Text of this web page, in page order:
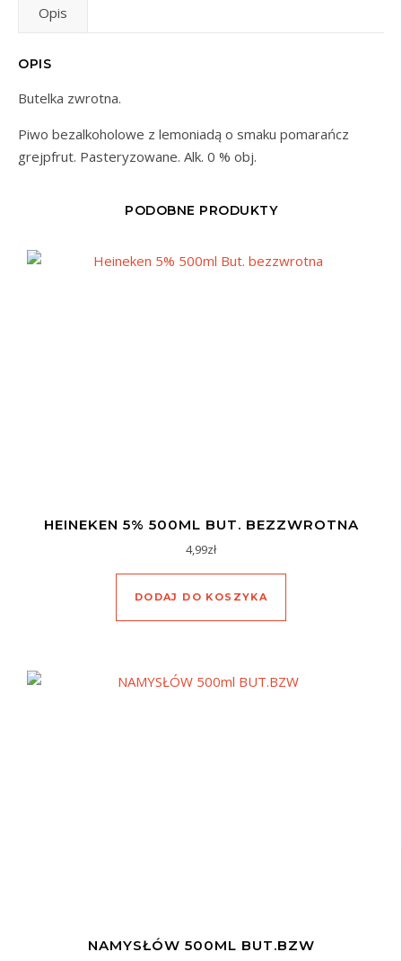
Opis
OPIS
Butelka zwrotna.
Piwo bezalkoholowe z lemoniadą o smaku pomarańcz
grejpfrut. Pasteryzowane. Alk. 0 % obj.
PODOBNE PRODUKTY
HEINEKEN 5% 500ML BUT. BEZZWROTNA
4,99zł
DODAJ DO KOSZYKA
NAMYSŁÓW 500ML BUT.BZW